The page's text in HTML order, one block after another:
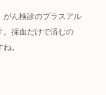
がん検診のプラスアル
。採血だけで済むの
。